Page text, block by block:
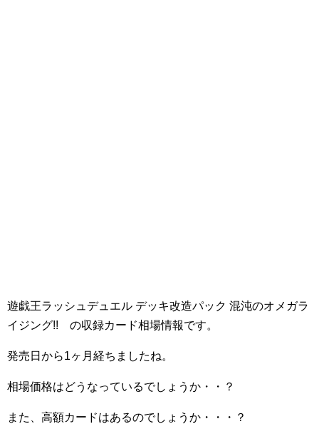
遊戯王ラッシュデュエル デッキ改造パック 混沌のオメガラ
イジング!! の収録カード相場情報です。
発売日から1ヶ月経ちましたね。
相場価格はどうなっているでしょうか・・？
また、高額カードはあるのでしょうか・・・？